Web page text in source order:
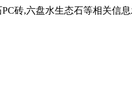
砖,六盘水生态石等相关信